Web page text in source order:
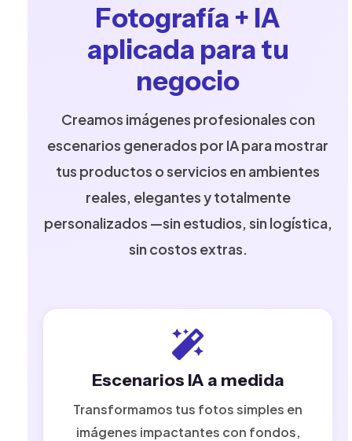
Fotografía + IA
aplicada para tu
negocio
Creamos imágenes profesionales con
escenarios generados por IA para mostrar
tus productos o servicios en ambientes
reales, elegantes y totalmente
personalizados —sin estudios, sin logística,
sin costos extras.
Escenarios IA a medida
Transformamos tus fotos simples en
imágenes impactantes con fondos,